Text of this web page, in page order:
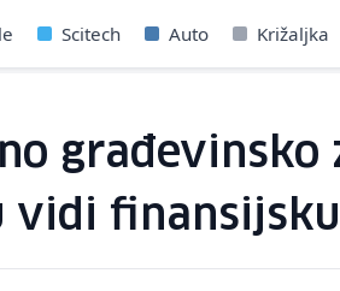
Scitech Auto Križaljka
građevinsko
vidi